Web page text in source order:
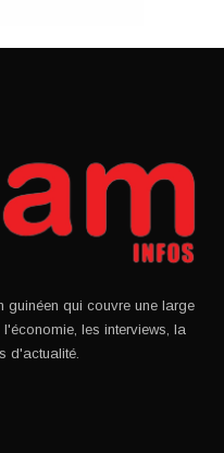
guinéen qui couvre une large
les interviews, la
d'actualité.